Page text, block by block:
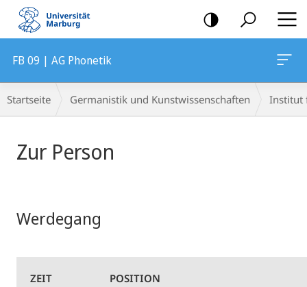
Mobile-
Navigation
FB 09 | AG Phonetik
Breadcrumb-
Navigation
Startseite Germanistik und Kunstwissenschaften Institut
Zur Person
Werdegang
ZEIT POSITION